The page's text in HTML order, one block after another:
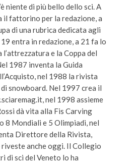
niente di più bello dello sci. A
il fattorino per la redazione, a
di una rubrica dedicata agli
entra in redazione, a 21 fa lo
l’attrezzatura e la Coppa del
1987 inventa la Guida
nel 1988 la rivista
snowboard. Nel 1997 crea il
nel 1998 assieme
dà vita alla Fis Carving
8 Mondiali e 5 Olimpiadi, nel
Direttore della Rivista,
anche oggi. Il Collegio
di sci del Veneto lo ha